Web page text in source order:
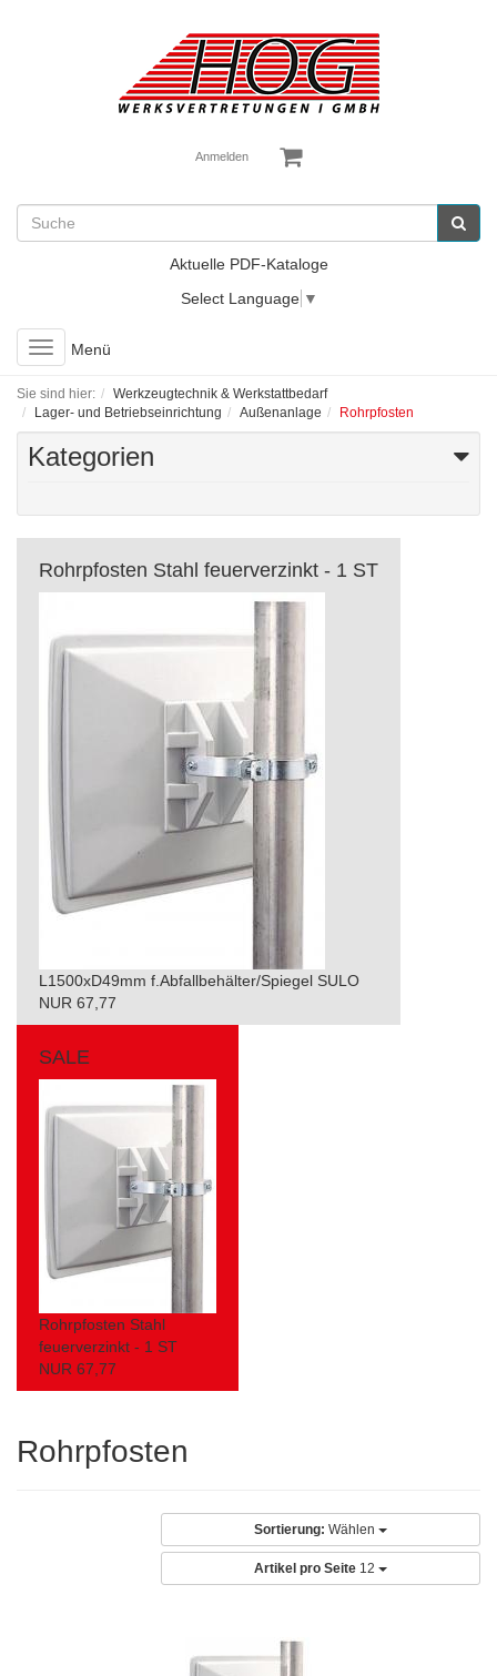
Anmelden
Aktuelle PDF-Kataloge
Select Language ▼
Toggle
navigation
Menü
Sie sind hier:
Werkzeugtechnik & Werkstattbedarf
Lager- und Betriebseinrichtung
Außenanlage Rohrpfosten
Kategorien
Rohrpfosten Stahl feuerverzinkt - 1 ST
L1500xD49mm f.Abfallbehälter/Spiegel SULO
NUR 67,77
SALE
Rohrpfosten Stahl
feuerverzinkt - 1 ST
NUR 67,77
Rohrpfosten
Sortierung: Wählen
Artikel pro Seite 12